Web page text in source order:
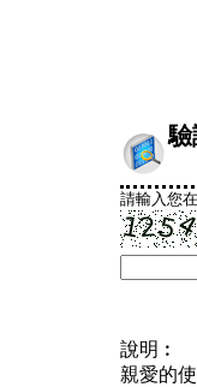
驗
請輸入您
說明︰
親愛的